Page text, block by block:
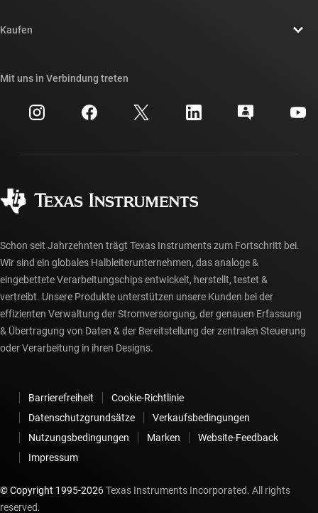
Newsroom
Investorenbeziehungen
Fertigung
Querverweis-Suche
Kundensupportzentrum
myTI-Konto FAQs
Kaufen
Häufig gestellte Fragen zu Bestellungen
Mit uns in Verbindung treten
Schon seit Jahrzehnten trägt Texas Instruments zum Fortschritt bei.
Wir sind ein globales Halbleiterunternehmen, das analoge &
eingebettete Verarbeitungschips entwickelt, herstellt, testet &
vertreibt. Unsere Produkte unterstützen unsere Kunden bei der
effizienten Verwaltung der Stromversorgung, der genauen Erfassung
& Übertragung von Daten & der Bereitstellung der zentralen Steuerung
oder Verarbeitung in ihren Designs.
Barrierefreiheit
Cookie-Richtlinie
Datenschutzgrundsätze
Verkaufsbedingungen
Nutzungsbedingungen
Marken
Website-Feedback
Impressum
© Copyright 1995-2026Texas Instruments Incorporated. All rights
reserved.